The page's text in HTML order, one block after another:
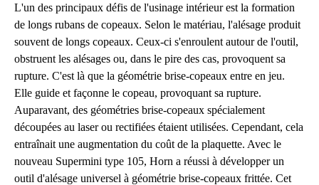
L'un des principaux défis de l'usinage intérieur est la formation
de longs rubans de copeaux. Selon le matériau, l'alésage produit
souvent de longs copeaux. Ceux-ci s'enroulent autour de l'outil,
obstruent les alésages ou, dans le pire des cas, provoquent sa
rupture. C'est là que la géométrie brise-copeaux entre en jeu.
Elle guide et façonne le copeau, provoquant sa rupture.
Auparavant, des géométries brise-copeaux spécialement
découpées au laser ou rectifiées étaient utilisées. Cependant, cela
entraînait une augmentation du coût de la plaquette. Avec le
nouveau Supermini type 105, Horn a réussi à développer un
outil d'alésage universel à géométrie brise-copeaux frittée. Cet